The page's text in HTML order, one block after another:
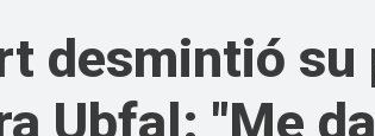
desmintió
Ubfal: "Me